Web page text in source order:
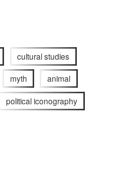
cultural studies
myth animal
political iconography